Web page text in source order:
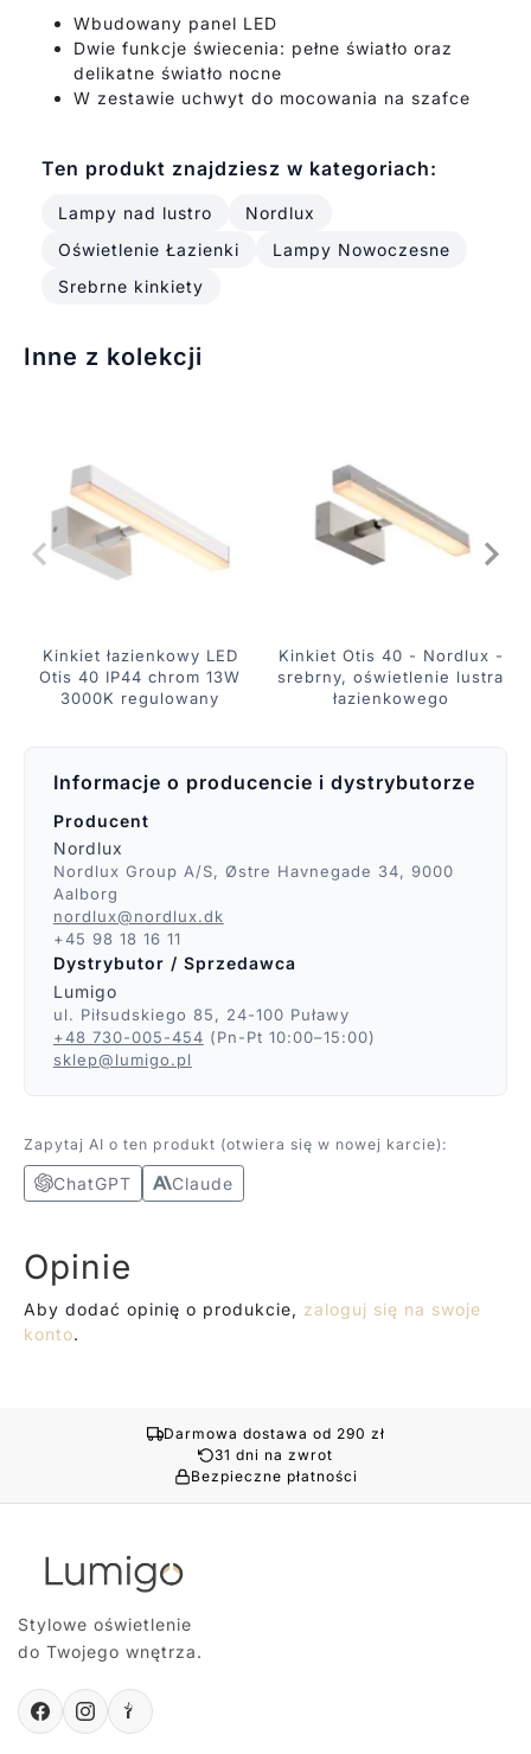
Wbudowany panel LED
Dwie funkcje świecenia: pełne światło oraz
delikatne światło nocne
W zestawie uchwyt do mocowania na szafce
Ten produkt znajdziesz w kategoriach:
Lampy nad lustro
Nordlux
Oświetlenie Łazienki
Lampy Nowoczesne
Srebrne kinkiety
Inne z kolekcji
Kinkiet łazienkowy LED
Otis 40 IP44 chrom 13W
3000K regulowany
Kinkiet Otis 40 - Nordlux -
srebrny, oświetlenie lustra
łazienkowego
Informacje o producencie i dystrybutorze
Producent
Nordlux
Nordlux Group A/S, Østre Havnegade 34, 9000
Aalborg
nordlux@nordlux.dk
+45 98 18 16 11
Dystrybutor / Sprzedawca
Lumigo
ul. Piłsudskiego 85, 24-100 Puławy
+48 730-005-454 (Pn-Pt 10:00–15:00)
sklep@lumigo.pl
Zapytaj AI o ten produkt (otwiera się w nowej karcie):
ChatGPT Claude
Opinie
Aby dodać opinię o produkcie, zaloguj się na swoje
konto.
Darmowa dostawa od 290 zł
31 dni na zwrot
Bezpieczne płatności
Stylowe oświetlenie
do Twojego wnętrza.